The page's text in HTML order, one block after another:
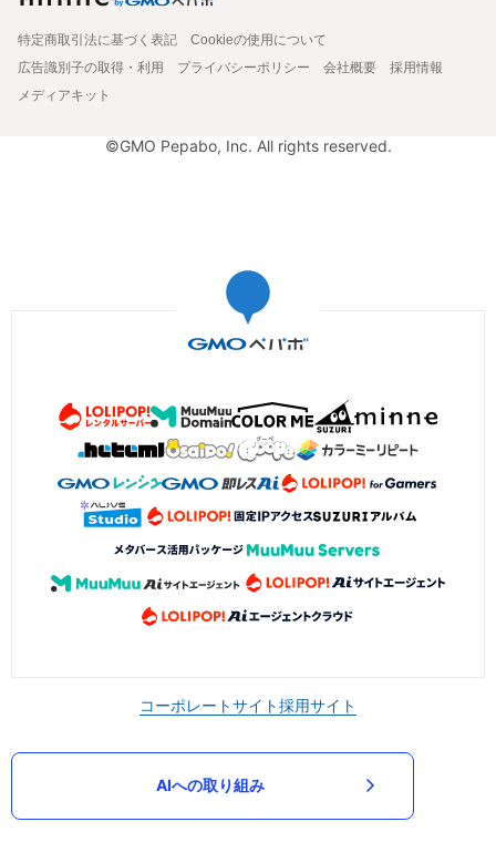
特定商取引法に基づく表記
Cookieの使用について
広告識別子の取得・利用
プライバシーポリシー 会社概要
採用情報
メディアキット
©GMO Pepabo, Inc. All rights reserved.
コーポレートサイト採用サイト
AIへの取り組み